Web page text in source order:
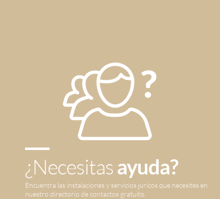
¿Necesitasayuda?
Encuentra las instalaciones y servicios jurícos que necesites en
nuestro directorio de contactos gratuito.